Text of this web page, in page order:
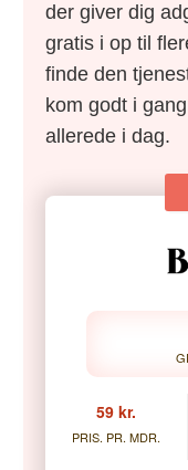
der giver dig
gratis i op til
finde den
kom godt i
allerede i dag.
59 kr.
PRIS. PR. MDR.